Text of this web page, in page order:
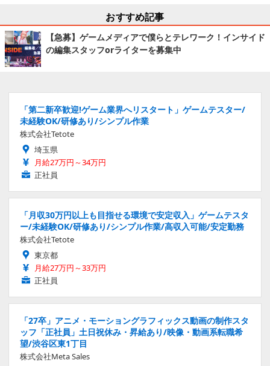
おすすめ記事
【急募】ゲームメディアで僕らとテレワーク！インサイド
の編集スタッフorライターを募集中
「第二新卒歓迎!ゲーム業界へリスタート」ゲームテスター/
未経験OK/研修あり/シンプル作業
株式会社Tetote
埼玉県
月給27万円～34万円
正社員
「月収30万円以上も目指せる環境で安定収入」ゲームテスタ
ー/未経験OK/研修あり/シンプル作業/高収入可能/安定勤務
株式会社Tetote
東京都
月給27万円～33万円
正社員
「27卒」アニメ・モーショングラフィックス動画の制作スタ
ッフ「正社員」土日祝休み・昇給あり/映像・動画系転職希
望/渋谷区東1丁目
株式会社Meta Sales